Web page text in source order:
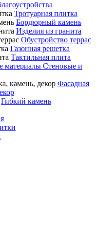
Тротуарная плитка
Бордюрный камень
Изделия из гранита
Обустройство террас
Газонная решетка
Тактильная плита
Стеновые и
Фасадная
Гибкий камень